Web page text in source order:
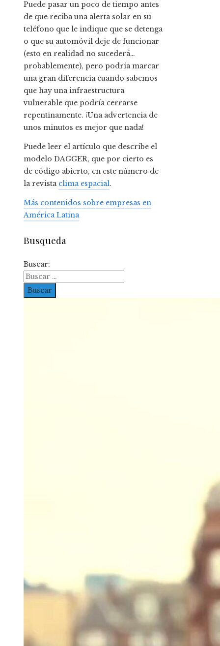
Puede pasar un poco de tiempo antes
de que reciba una alerta solar en su
teléfono que le indique que se detenga
o que su automóvil deje de funcionar
(esto en realidad no sucederá…
probablemente), pero podría marcar
una gran diferencia cuando sabemos
que hay una infraestructura
vulnerable que podría cerrarse
repentinamente. ¡Una advertencia de
unos minutos es mejor que nada!
Puede leer el artículo que describe el
modelo DAGGER, que por cierto es
de código abierto, en este número de
la revista clima espacial.
Más contenidos sobre empresas en
América Latina
Busqueda
Buscar: